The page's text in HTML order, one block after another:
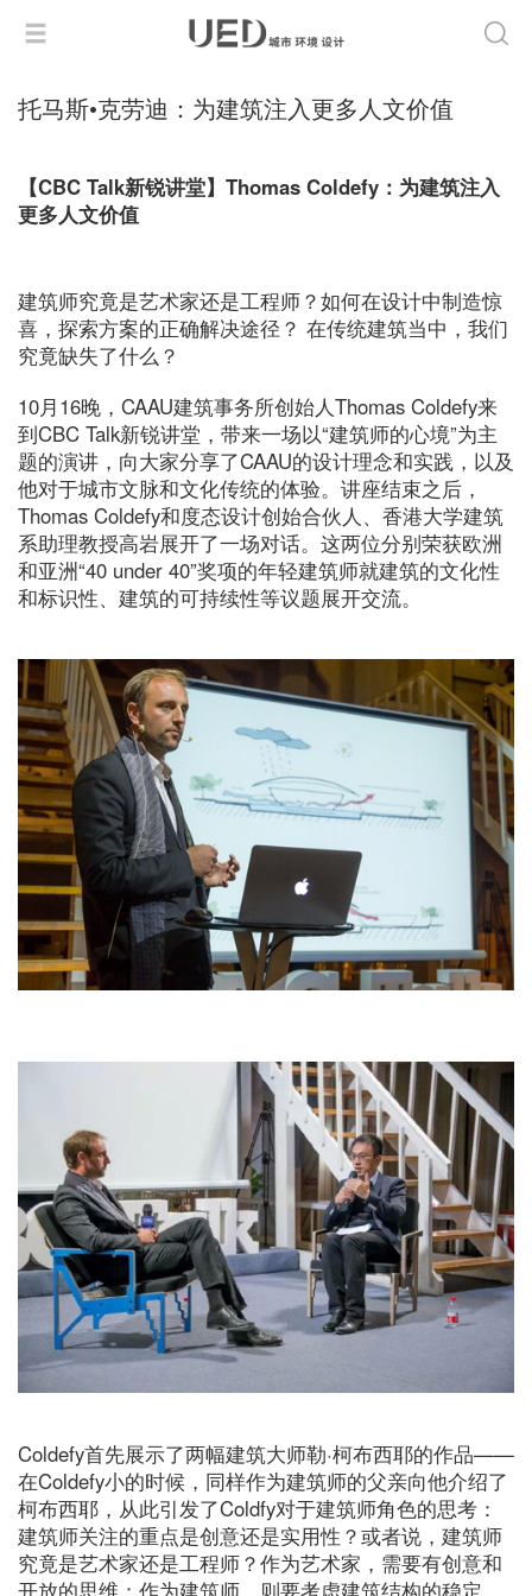
托马斯•克劳迪：为建筑注入更多人文价值
【CBC Talk新锐讲堂】Thomas Coldefy：为建筑注入
更多人文价值
建筑师究竟是艺术家还是工程师？如何在设计中制造惊
喜，探索方案的正确解决途径？ 在传统建筑当中，我们
究竟缺失了什么？
10月16晚，CAAU建筑事务所创始人Thomas Coldefy来
到CBC Talk新锐讲堂，带来一场以“建筑师的心境”为主
题的演讲，向大家分享了CAAU的设计理念和实践，以及
他对于城市文脉和文化传统的体验。讲座结束之后，
Thomas Coldefy和度态设计创始合伙人、香港大学建筑
系助理教授高岩展开了一场对话。这两位分别荣获欧洲
和亚洲“40 under 40”奖项的年轻建筑师就建筑的文化性
和标识性、建筑的可持续性等议题展开交流。
Coldefy首先展示了两幅建筑大师勒·柯布西耶的作品——
在Coldefy小的时候，同样作为建筑师的父亲向他介绍了
柯布西耶，从此引发了Coldfy对于建筑师角色的思考：
建筑师关注的重点是创意还是实用性？或者说，建筑师
究竟是艺术家还是工程师？作为艺术家，需要有创意和